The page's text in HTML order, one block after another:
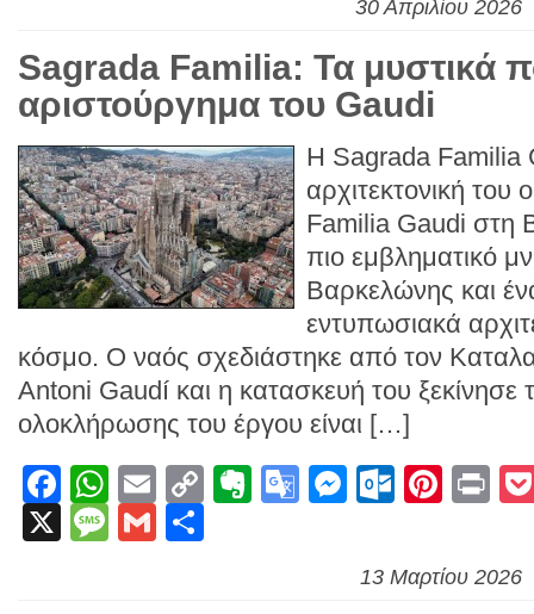
30 Απριλίου 2026
Sagrada Familia: Τα μυστικά
αριστούργημα του Gaudi
Η Sagrada Familia
αρχιτεκτονική
Familia Gaudi στη
πιο εμβληματικό
Βαρκελώνης και
εντυπωσιακά
κόσμο. Ο ναός σχεδιάστηκε από τον
Antoni Gaudí και η κατασκευή του ξεκίνησε
ολοκλήρωσης του έργου είναι […]
Facebook
WhatsApp
EmailCopyEvernote
Google
X
Message
Gmail
13 Μαρτίου 2026